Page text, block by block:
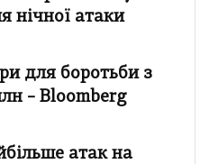
нічної атаки
для боротьби з
– Bloomberg
атак на